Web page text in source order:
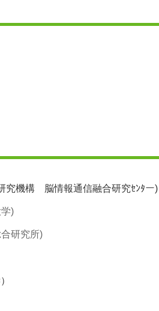
機構 脳情報通信融合研究ｾﾝﾀー)
)
研究所)